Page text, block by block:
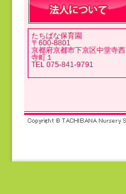
たちばな保育園
〒600-8801
京都府京都市下京区中堂寺西
寺町１
TEL 075-841-9791